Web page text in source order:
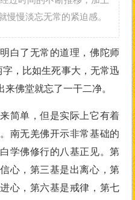
慢慢淡忘无常的紧迫感。
白了无常的道理，佛陀师
字，比如生死事大，无常迅
佛堂就忘了一干二净。
简单，但是实际上它有着
南无羌佛开示非常基础的
学佛修行的八基正见。第
心，第三基是出离心，第
心，第六基是戒律，第七